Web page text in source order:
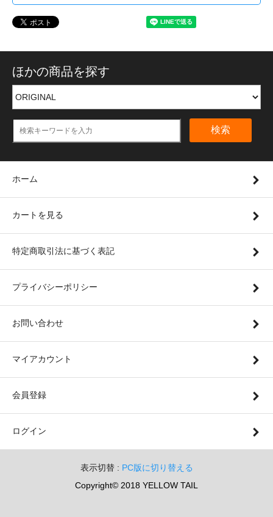
ほかの商品を探す
検索
ホーム
カートを見る
特定商取引法に基づく表記
プライバシーポリシー
お問い合わせ
マイアカウント
会員登録
ログイン
表示切替 : PC版に切り替える
Copyright© 2018 YELLOW TAIL